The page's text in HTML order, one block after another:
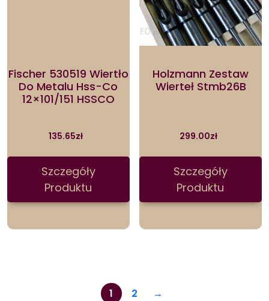
Fischer 530519 Wiertło
Do Metalu Hss-Co
12×101/151 HSSCO
135.65zł
Szczegóły
Produktu
Holzmann Zestaw
Wierteł Stmb26B
299.00zł
Szczegóły
Produktu
1 2 →